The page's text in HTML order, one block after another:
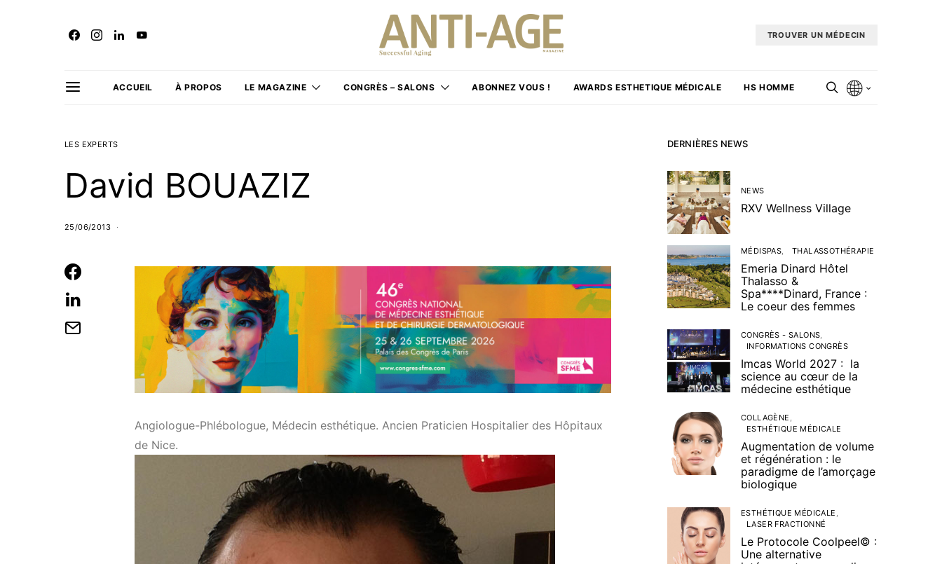
TROUVER UN MÉDECIN
ACCUEIL À PROPOS LE MAGAZINE CONGRÈS – SALONS ABONNEZ VOUS ! AWARDS ESTHETIQUE MÉDICALE HS HOMME
LES EXPERTS
David BOUAZIZ
25/06/2013
Angiologue-Phlébologue, Médecin esthétique. Ancien Praticien Hospitalier des Hôpitaux
de Nice.
DERNIÈRES NEWS
NEWS
RXV Wellness Village
MÉDISPAS THALASSOTHÉRAPIE
Emeria Dinard Hôtel
Thalasso &
Spa****Dinard, France :
Le coeur des femmes
CONGRÈS - SALONS
INFORMATIONS CONGRÈS
Imcas World 2027 : la
science au cœur de la
médecine esthétique
COLLAGÈNE
ESTHÉTIQUE MÉDICALE
Augmentation de volume
et régénération : le
paradigme de l’amorçage
biologique
ESTHÉTIQUE MÉDICALE
LASER FRACTIONNÉ
Le Protocole Coolpeel© :
Une alternative